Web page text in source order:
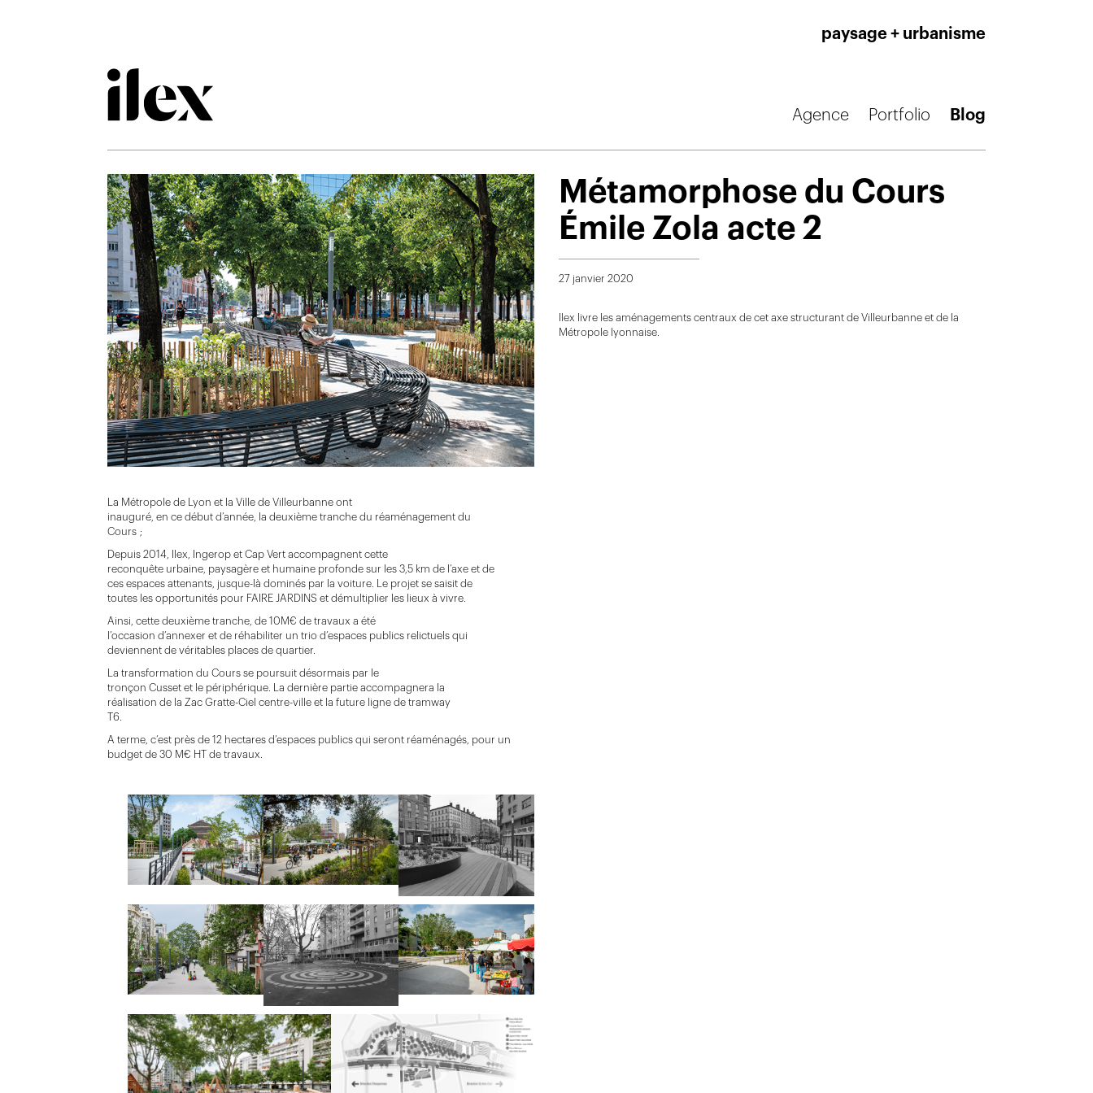
paysage + urbanisme
Agence Portfolio Blog
27 janvier 2020
Métamorphose du Cours
Émile Zola acte 2
Ilex livre les aménagements centraux de cet axe structurant de Villeurbanne et de la
Métropole lyonnaise.
La Métropole de Lyon et la Ville de Villeurbanne ont
inauguré, en ce début d’année, la deuxième tranche du réaménagement du
Cours ;
Depuis 2014, Ilex, Ingerop et Cap Vert accompagnent cette
reconquête urbaine, paysagère et humaine profonde sur les 3,5 km de l’axe et de
ces espaces attenants, jusque-là dominés par la voiture. Le projet se saisit de
toutes les opportunités pour FAIRE JARDINS et démultiplier les lieux à vivre.
Ainsi, cette deuxième tranche, de 10M€ de travaux a été
l’occasion d’annexer et de réhabiliter un trio d’espaces publics relictuels qui
deviennent de véritables places de quartier.
La transformation du Cours se poursuit désormais par le
tronçon Cusset et le périphérique. La dernière partie accompagnera la
réalisation de la Zac Gratte-Ciel centre-ville et la future ligne de tramway
T6.
A terme, c’est près de 12 hectares d’espaces publics qui seront réaménagés, pour un
budget de 30 M€ HT de travaux.